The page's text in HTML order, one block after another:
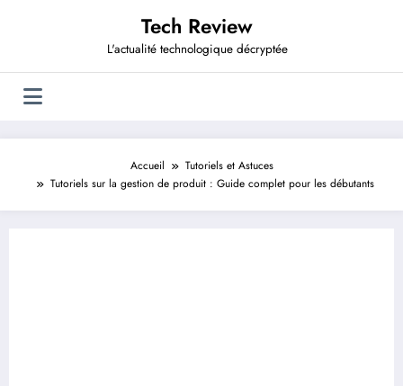
Tech Review
L'actualité technologique décryptée
Accueil
Tutoriels et Astuces
Tutoriels sur la gestion de produit : Guide complet pour les débutants